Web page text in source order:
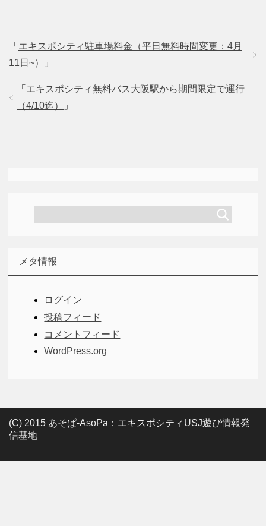
「 エキスポシティ駐車場料金（平日無料時間変更：4月
11日~）
」
「 エキスポシティ無料バス大阪駅から期間限定で運行
（4/10迄）
」
メタ情報
ログイン
投稿フィード
コメントフィード
WordPress.org
(C) 2015 あそぱ-AsoPa：エキスポシティUSJ遊び情報発
信基地